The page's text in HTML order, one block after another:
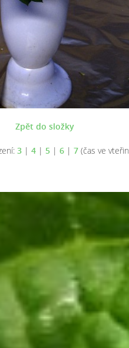
Zpět do složky
3| 4| 5| 6| 7(čas ve